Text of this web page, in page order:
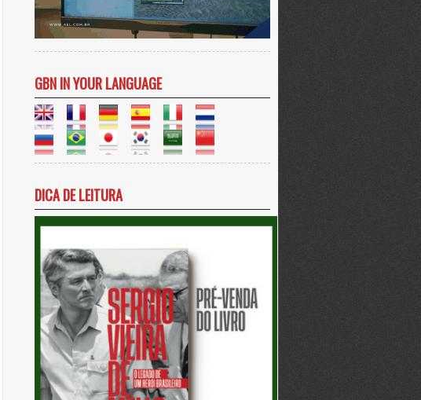
GBN IN YOUR LANGUAGE
DICA DE LEITURA